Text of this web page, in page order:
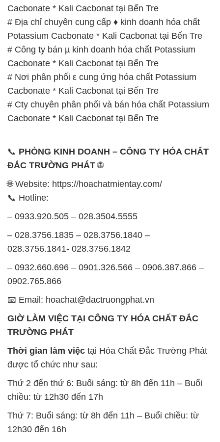
Cacbonate * Kali Cacbonat tại Bến Tre
# Địa chỉ chuyên cung cấp ♦ kinh doanh hóa chất
Potassium Cacbonate * Kali Cacbonat tại Bến Tre
# Công ty bán µ kinh doanh hóa chất Potassium
Cacbonate * Kali Cacbonat tại Bến Tre
# Nơi phân phối ε cung ứng hóa chất Potassium
Cacbonate * Kali Cacbonat tại Bến Tre
# Cty chuyên phân phối và bán hóa chất Potassium
Cacbonate * Kali Cacbonat tại Bến Tre
📞 PHÒNG KINH DOANH – CÔNG TY HÓA CHẤT
ĐẮC TRƯỜNG PHÁT🌐
🌐 Website: https://hoachatmientay.com/
📞 Hotline:
– 0933.920.505 – 028.3504.5555
– 028.3756.1835 – 028.3756.1840 –
028.3756.1841- 028.3756.1842
– 0932.660.696 – 0901.326.566 – 0906.387.866 –
0902.765.866
📧 Email: hoachat@dactruongphat.vn
GIỜ LÀM VIỆC TẠI CÔNG TY HÓA CHẤT ĐẮC
TRƯỜNG PHÁT
Thời gian làm việc tại Hóa Chất Đắc Trường Phát
được tổ chức như sau:
Thứ 2 đến thứ 6: Buổi sáng: từ 8h đến 11h – Buổi
chiều: từ 12h30 đến 17h
Thứ 7: Buổi sáng: từ 8h đến 11h – Buổi chiều: từ
12h30 đến 16h